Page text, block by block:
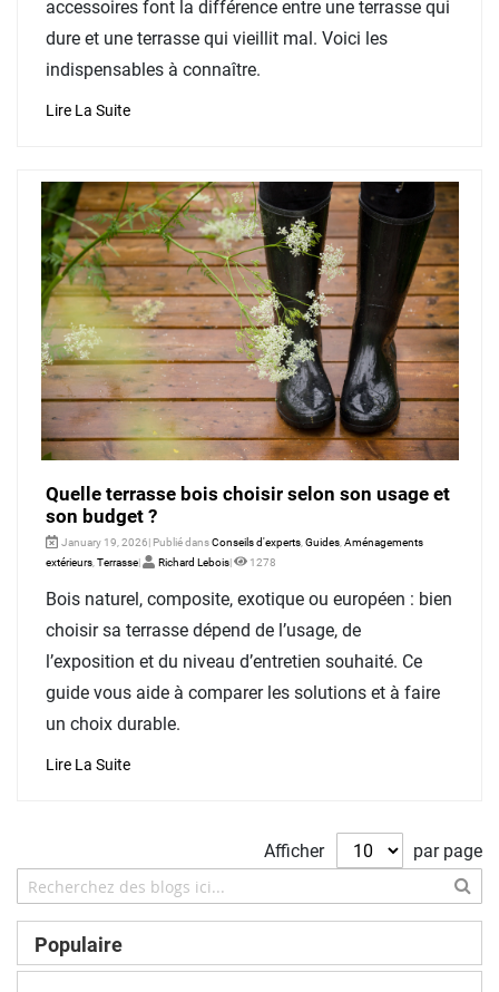
accessoires font la différence entre une terrasse qui
dure et une terrasse qui vieillit mal. Voici les
indispensables à connaître.
Lire La Suite
Quelle terrasse bois choisir selon son usage et
son budget ?
January 19, 2026| Publié dansConseils d'experts,Guides,Aménagements
extérieurs,Terrasse| Richard Lebois| 1278
Bois naturel, composite, exotique ou européen : bien
choisir sa terrasse dépend de l’usage, de
l’exposition et du niveau d’entretien souhaité. Ce
guide vous aide à comparer les solutions et à faire
un choix durable.
Lire La Suite
Afficher par page
Populaire